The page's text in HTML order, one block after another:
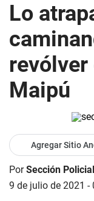
Lo
revólver
Maipú
Agregar Sitio
PorSección
9 de julio de 2021 -